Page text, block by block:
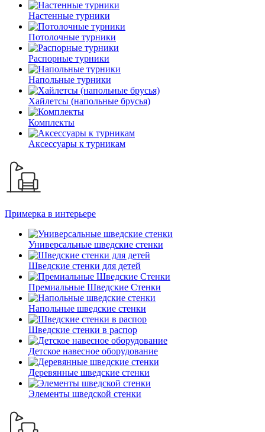
Настенные турники
Потолочные турники
Распорные турники
Напольные турники
Хайлетсы (напольные брусья)
Комплекты
Аксессуары к турникам
Примерка в интерьере
Универсальные шведские стенки
Шведские стенки для детей
Премиальные Шведские Стенки
Напольные шведские стенки
Шведские стенки в распор
Детское навесное оборудование
Деревянные шведские стенки
Элементы шведской стенки